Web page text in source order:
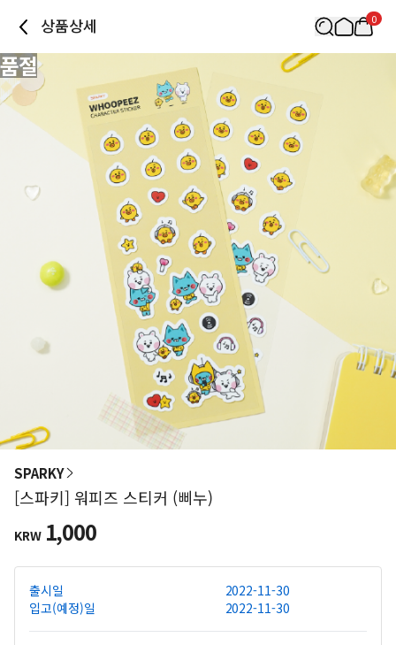
상품상세 0
품절
SPARKY
[스파키] 워피즈 스티커 (삐누)
KRW 1,000
출시일
2022-11-30
입고(예정)일
2022-11-30